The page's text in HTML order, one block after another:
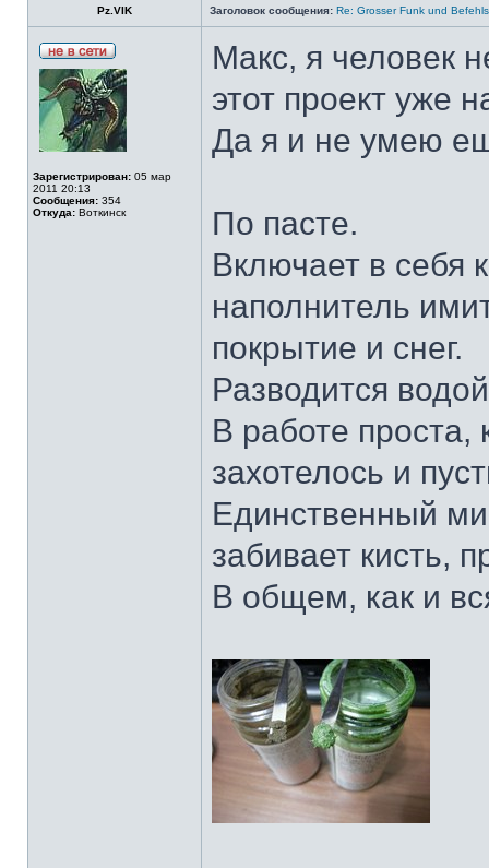
Pz.VIK Заголовок сообщения: Re: Grosser Funk und
Зарегистрирован: 05 мар
2011 20:13
Сообщения: 354
Откуда: Воткинск
Макс, я человек
этот проект уже
Да я и не умею
По пасте.
Включает в себя
наполнитель
покрытие и снег.
Разводится
В работе проста,
захотелось и
Единственный
забивает кисть,
В общем, как и